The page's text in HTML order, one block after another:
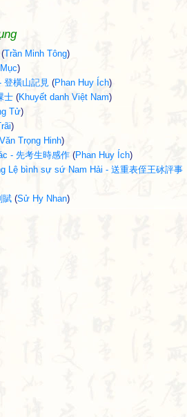
(Trần Minh Tông)
)
登橫山記見 (Phan Huy Ích)
士 (Khuyết danh Việt Nam)
Tử)
)
Trọng Hinh)
- 先考生時感作 (Phan Huy Ích)
Lệ bình sự sứ Nam Hải - 送重表侄王砅評事
賦 (Sử Hy Nhan)